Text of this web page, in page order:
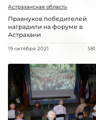
Астраханская область
Правнуков победителей
наградили на форуме в
Астрахани
19 октября 2021 581